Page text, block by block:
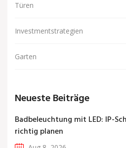
Türen
Investmentstrategien
Garten
Neueste Beiträge
Badbeleuchtung mit LED: IP-
richtig planen